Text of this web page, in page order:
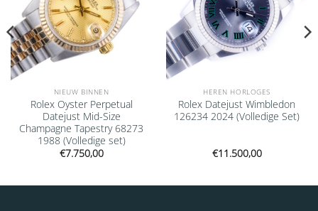
NIEUW BINNEN
Rolex Oyster Perpetual
Datejust Mid-Size
Champagne Tapestry 68273
1988 (Volledige set)
€7.750,00
HEREN HORLOGES
Rolex Datejust Wimbledon
126234 2024 (Volledige Set)
€11.500,00